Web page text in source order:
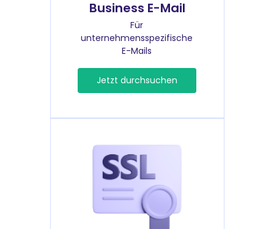
Business E-Mail
Für
unternehmensspezifische
E-Mails
Jetzt durchsuchen